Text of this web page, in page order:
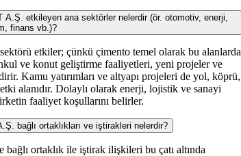
etkileyen ana sektörler nelerdir (ör. otomotiv, enerji,
finans vb.)?
etkiler; çünkü çimento temel olarak bu alanlarda
ve konut geliştirme faaliyetleri, yeni projeler ve
Kamu yatırımları ve altyapı projeleri de yol, köprü,
alanıdır. Dolaylı olarak enerji, lojistik ve sanayi
faaliyet koşullarını belirler.
bağlı ortaklıkları ve iştirakleri nelerdir?
ortaklık ile iştirak ilişkileri bu çatı altında